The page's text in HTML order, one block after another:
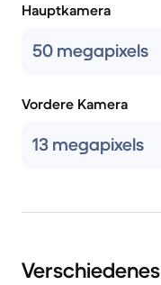
Hauptkamera
50 megapixels
Vordere Kamera
13 megapixels
Verschiedenes